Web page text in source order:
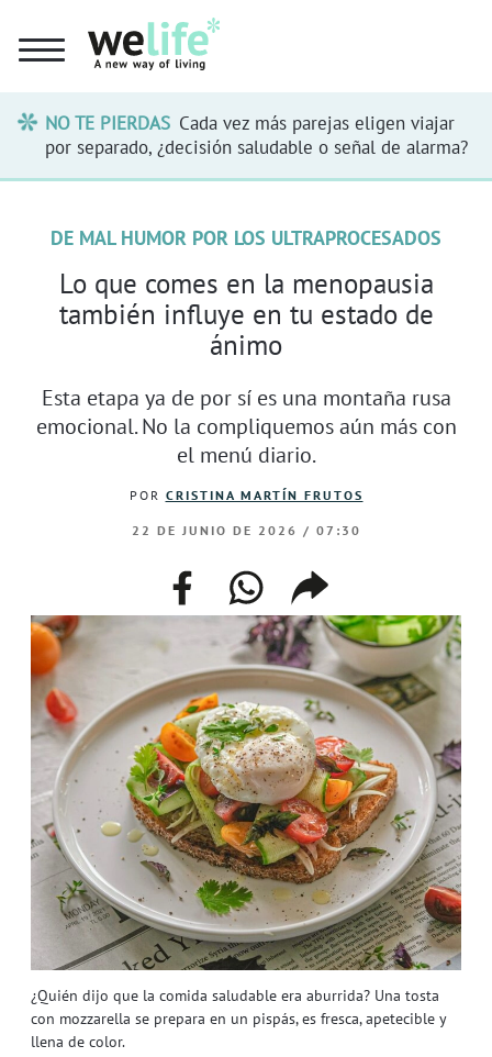
NO TE PIERDAS Cada vez más parejas eligen viajar
por separado, ¿decisión saludable o señal de alarma?
¿Quién dijo que la comida saludable era aburrida? Una tosta
con mozzarella se prepara en un pispás, es fresca, apetecible y
llena de color.
DE MAL HUMOR POR LOS ULTRAPROCESADOS
Lo que comes en la menopausia
también influye en tu estado de
ánimo
Esta etapa ya de por sí es una montaña rusa
emocional. No la compliquemos aún más con
el menú diario.
POR CRISTINA MARTÍN FRUTOS
22 DE JUNIO DE 2026 / 07:30
facebookwhatsappcompartir
enlace